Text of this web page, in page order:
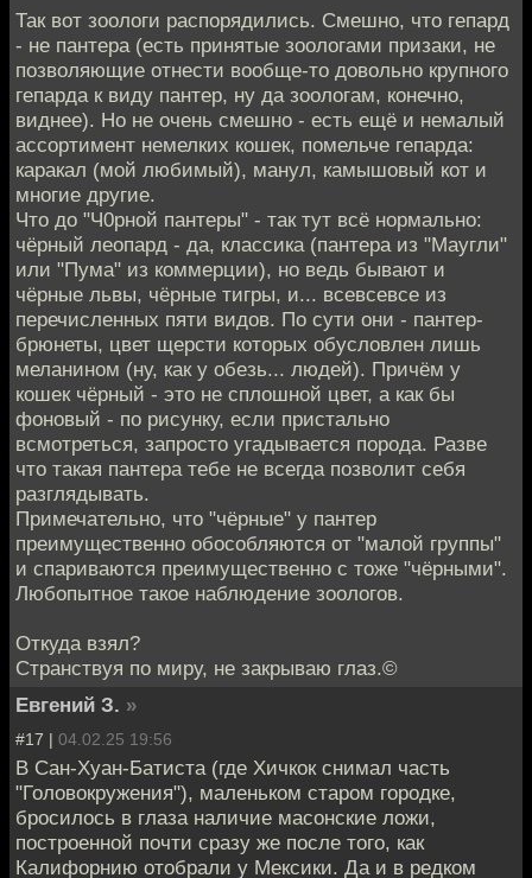
Так вот зоологи распорядились. Смешно, что гепард
- не пантера (есть принятые зоологами призаки, не
позволяющие отнести вообще-то довольно крупного
гепарда к виду пантер, ну да зоологам, конечно,
виднее). Но не очень смешно - есть ещё и немалый
ассортимент немелких кошек, помельче гепарда:
каракал (мой любимый), манул, камышовый кот и
многие другие.
Что до "Ч0рной пантеры" - так тут всё нормально:
чёрный леопард - да, классика (пантера из "Маугли"
или "Пума" из коммерции), но ведь бывают и
чёрные львы, чёрные тигры, и... всевсевсе из
перечисленных пяти видов. По сути они - пантер-
брюнеты, цвет щерсти которых обусловлен лишь
меланином (ну, как у обезь... людей). Причём у
кошек чёрный - это не сплошной цвет, а как бы
фоновый - по рисунку, если пристально
всмотреться, запросто угадывается порода. Разве
что такая пантера тебе не всегда позволит себя
разглядывать.
Примечательно, что "чёрные" у пантер
преимущественно обособляются от "малой группы"
и спариваются преимущественно с тоже "чёрными".
Любопытное такое наблюдение зоологов.
Откуда взял?
Странствуя по миру, не закрываю глаз.©
Евгений З. »
#17 | 04.02.25 19:56
В Сан-Хуан-Батиста (где Хичкок снимал часть
"Головокружения"), маленьком старом городке,
бросилось в глаза наличие масонские ложи,
построенной почти сразу же после того, как
Калифорнию отобрали у Мексики. Да и в редком